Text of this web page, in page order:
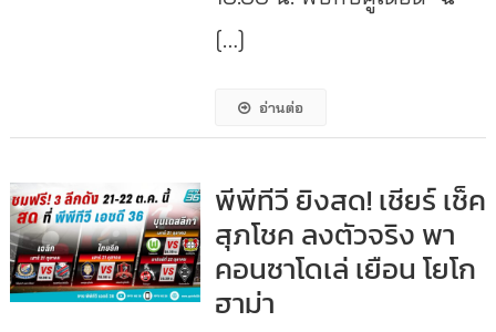
[…]
อ่านต่อ
พีพีทีวี ยิงสด! เชียร์ เช็ค
สุภโชค ลงตัวจริง พา
คอนซาโดเล่ เยือน โยโก
ฮาม่า